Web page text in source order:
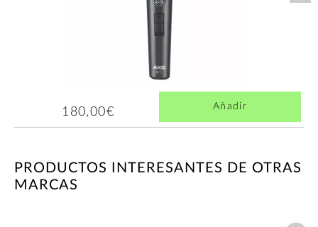
180,00€ Añadir
PRODUCTOS INTERESANTES DE OTRAS
MARCAS